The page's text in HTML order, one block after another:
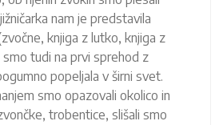
nam je predstavila
knjiga z lutko, knjiga z
smo tudi na prvi sprehod z
popeljala v širni svet.
smo opazovali okolico in
trobentice, slišali smo